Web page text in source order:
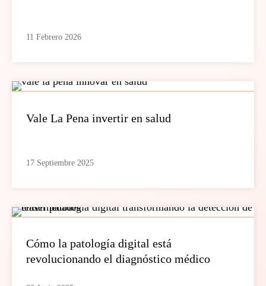
11 Febrero 2026
Vale La Pena invertir en salud
17 Septiembre 2025
Cómo la patología digital está
revolucionando el diagnóstico médico